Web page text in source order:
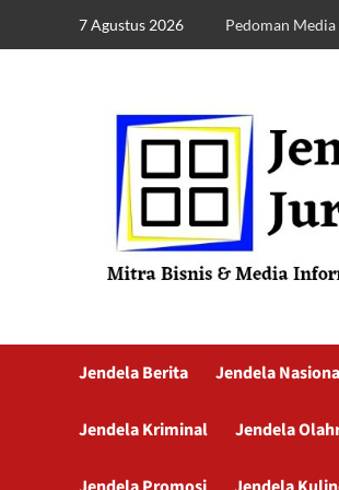
7 Agustus 2026 Pedoman Media
Jendela Berita Jendela
Jendela Kriminal Jendela